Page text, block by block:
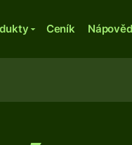
Ceník